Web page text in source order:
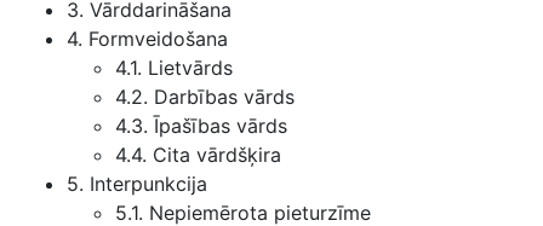
3. Vārddarināšana
4. Formveidošana
4.1. Lietvārds
4.2. Darbības vārds
4.3. Īpašības vārds
4.4. Cita vārdšķira
5. Interpunkcija
5.1. Nepiemērota pieturzīme